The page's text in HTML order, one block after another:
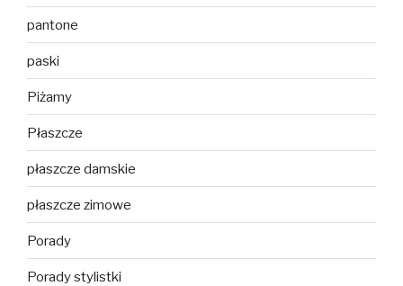
pantone
paski
Piżamy
Płaszcze
płaszcze damskie
płaszcze zimowe
Porady
Porady stylistki